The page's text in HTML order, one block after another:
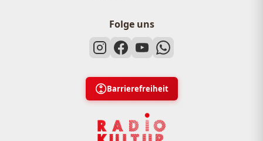
Folge uns
Barrierefreiheit